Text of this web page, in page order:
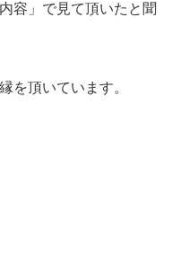
容」で見て頂いたと聞
を頂いています。